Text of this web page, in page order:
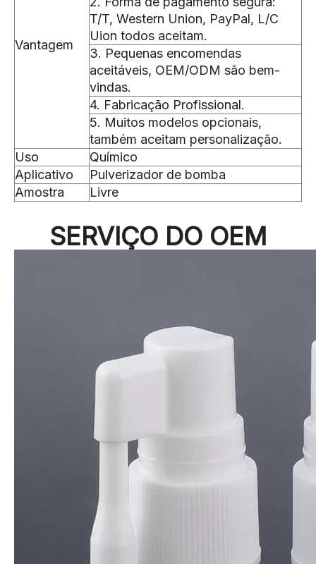
Vantagem
T/T, Western Union, PayPal, L/C
Uion todos aceitam.
3. Pequenas encomendas
aceitáveis, OEM/ODM são bem-
vindas.
4. Fabricação Profissional.
5. Muitos modelos opcionais,
também aceitam personalização.
Uso
Químico
Aplicativo
Pulverizador de bomba
Amostra
Livre
SERVIÇO DO OEM